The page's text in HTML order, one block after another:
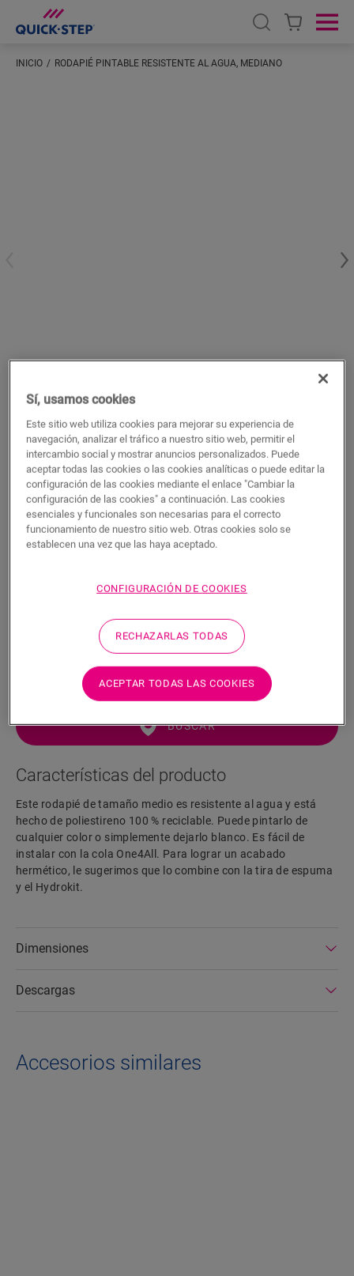
Open search
INICIO RODAPIÉ PINTABLE RESISTENTE AL AGUA, MEDIANO
Rodapié pintable resistente al agua,
mediano
ACCESORIOS PARA LAMINADOS
RODAPIÉ MEDIANO PINTABLE Y RESISTENTE AL AGUA
QSHSK58PAINT
Para su suelo de parquet
Resistente al agua
BUSCAR
Características del producto
Este rodapié de tamaño medio es resistente al agua y está
hecho de poliestireno 100 % reciclable. Puede pintarlo de
cualquier color o simplemente dejarlo blanco. Es fácil de
instalar con la cola One4All. Para lograr un acabado
hermético, le sugerimos que lo combine con la tira de espuma
y el Hydrokit.
Dimensiones
Descargas
Accesorios similares
Sí, usamos cookies
Este sitio web utiliza cookies para mejorar su experiencia de
navegación, analizar el tráfico a nuestro sitio web, permitir el
intercambio social y mostrar anuncios personalizados. Puede
aceptar todas las cookies o las cookies analíticas o puede editar la
configuración de las cookies mediante el enlace "Cambiar la
configuración de las cookies" a continuación. Las cookies
esenciales y funcionales son necesarias para el correcto
funcionamiento de nuestro sitio web. Otras cookies solo se
establecen una vez que las haya aceptado.
CONFIGURACIÓN DE COOKIES
RECHAZARLAS TODAS
ACEPTAR TODAS LAS COOKIES